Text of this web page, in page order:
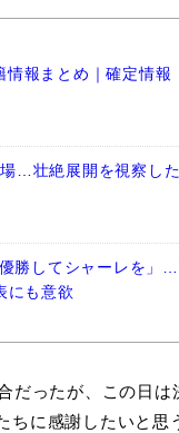
報まとめ｜確定情報
…壮絶展開を視察し
勝してシャーレを」
にも意欲
ったが、この日は
ちに感謝したいと